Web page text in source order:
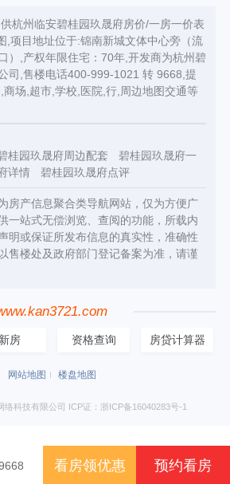
杭州临安碧桂园玖晟府房价/一房一价表
,项目地址位于:锦南新城文体中心旁（流
）,产权年限住宅：70年,开发商为杭州碧
司,售楼电话400-999-1021 转 9668,提
场,超市,学校,医院,行,周边地图交通等
桂园玖晟府周边配套
碧桂园玖晟府一
详情 碧桂园玖晟府点评
房产信息聚合类导航网站，仅为方便广
一站式无偿浏览、查阅的功能，所载内
明或保证所发布信息的真实性，准确性
售楼处及政府部门登记备案为准，请谨
新房 资格查询 房贷计算器
网站地图 楼盘地图
络科技有限公司 ICP证：浙ICP备16040283号-1
看房领优惠 预约看房